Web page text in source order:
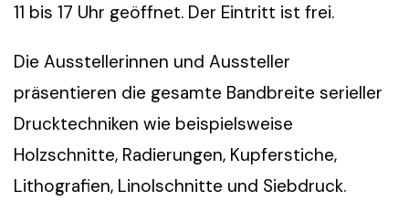
11 bis 17 Uhr geöffnet. Der Eintritt ist frei.
Die Ausstellerinnen und Aussteller
präsentieren die gesamte Bandbreite serieller
Drucktechniken wie beispielsweise
Holzschnitte, Radierungen, Kupferstiche,
Lithografien, Linolschnitte und Siebdruck.